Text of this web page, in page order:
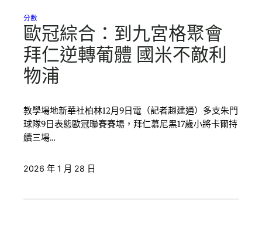
分數
歐冠綜合：到九宮格聚會
拜仁逆轉葡體 國米不敵利
物浦
教學場地新華社柏林12月9日電（記者趙建通）多支朱門
球隊9日表態歐冠聯賽賽場，拜仁慕尼黑17歲小將卡爾持
續三場…
2026 年 1 月 28 日